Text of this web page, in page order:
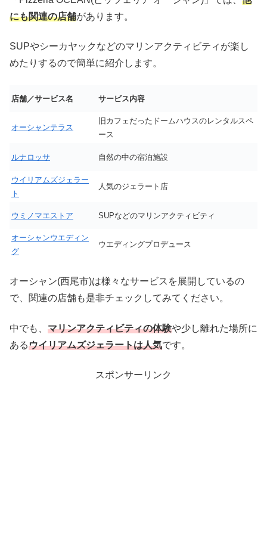
にも関連の店舗があります。
SUPやシーカヤックなどのマリンアクティビティが楽し
めたりするので簡単に紹介します。
店舗／サービス名 サービス内容
オーシャンテラス
旧カフェだったドームハウスのレンタルスペ
ース
ルナロッサ 自然の中の宿泊施設
ウイリアムズジェラー
ト
人気のジェラート店
ウミノマエストア SUPなどのマリンアクティビティ
オーシャンウエディン
グ
ウエディングプロデュース
オーシャン(西尾市)は様々なサービスを展開しているの
で、関連の店舗も是非チェックしてみてください。
中でも、 マリンアクティビティの体験や少し離れた場所に
あるウイリアムズジェラートは人気です。
スポンサーリンク